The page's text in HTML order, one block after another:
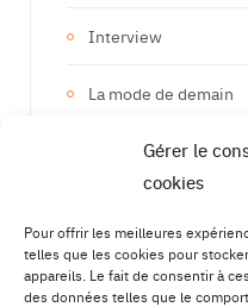
Gérer le
cookies
Pour offrir les meilleures
telles que les cookies pour
appareils. Le fait de consentir à
des données telles que le
Interview
La mode de demain
Les marques de